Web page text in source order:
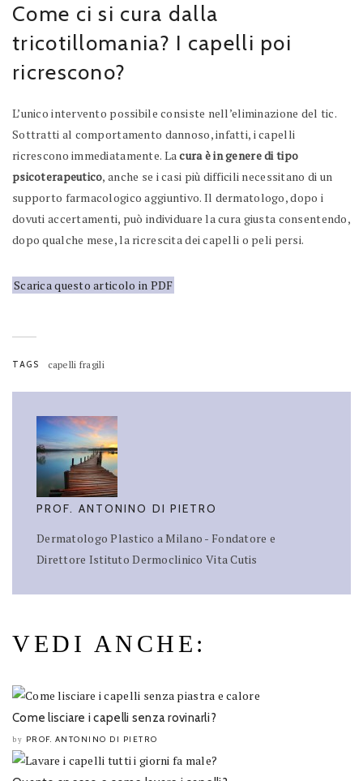
Come ci si cura dalla
tricotillomania? I capelli poi
ricrescono?
L’unico intervento possibile consiste nell’eliminazione del tic.
Sottratti al comportamento dannoso, infatti, i capelli
ricrescono immediatamente. Lacura è in genere di tipo
psicoterapeutico, anche se i casi più difficili necessitano di un
supporto farmacologico aggiuntivo. Il dermatologo, dopo i
dovuti accertamenti, può individuare la cura giusta consentendo,
dopo qualche mese, la ricrescita dei capelli o peli persi.
Scarica questo articolo in PDF
TAGS capelli fragili
PROF. ANTONINO DI PIETRO
Dermatologo Plastico a Milano - Fondatore e
Direttore Istituto Dermoclinico Vita Cutis
VEDI ANCHE:
Come lisciare i capelli senza rovinarli?
by PROF. ANTONINO DI PIETRO